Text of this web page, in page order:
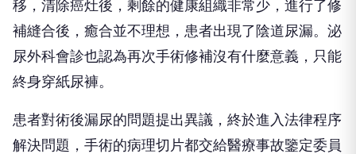
移，清除癌灶後，剩餘的健康組織非常少，進行了修
補縫合後，癒合並不理想，患者出現了陰道尿漏。泌
尿外科會診也認為再次手術修補沒有什麼意義，只能
終身穿紙尿褲。
患者對術後漏尿的問題提出異議，終於進入法律程序
解決問題，手術的病理切片都交給醫療事故鑒定委員